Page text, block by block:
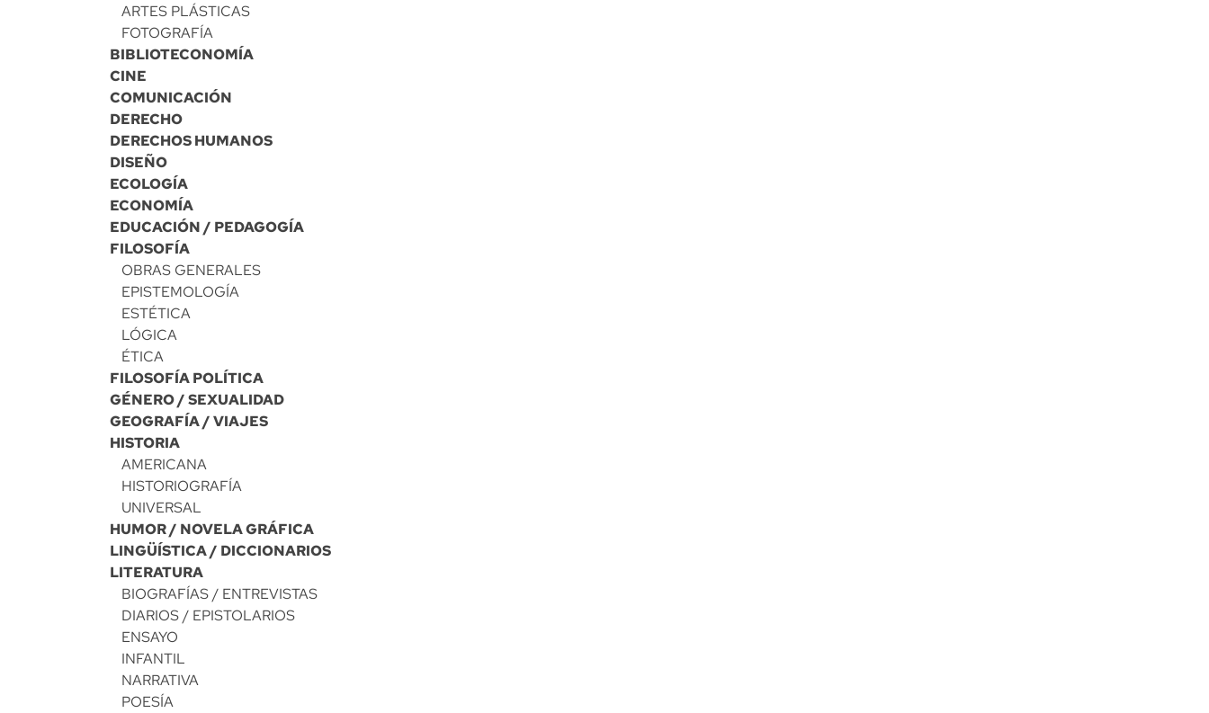
ARTES PLÁSTICAS
FOTOGRAFÍA
BIBLIOTECONOMÍA
CINE
COMUNICACIÓN
DERECHO
DERECHOS HUMANOS
DISEÑO
ECOLOGÍA
ECONOMÍA
EDUCACIÓN / PEDAGOGÍA
FILOSOFÍA
OBRAS GENERALES
EPISTEMOLOGÍA
ESTÉTICA
LÓGICA
ÉTICA
FILOSOFÍA POLÍTICA
GÉNERO / SEXUALIDAD
GEOGRAFÍA / VIAJES
HISTORIA
AMERICANA
HISTORIOGRAFÍA
UNIVERSAL
HUMOR / NOVELA GRÁFICA
LINGÜÍSTICA / DICCIONARIOS
LITERATURA
BIOGRAFÍAS / ENTREVISTAS
DIARIOS / EPISTOLARIOS
ENSAYO
INFANTIL
NARRATIVA
POESÍA